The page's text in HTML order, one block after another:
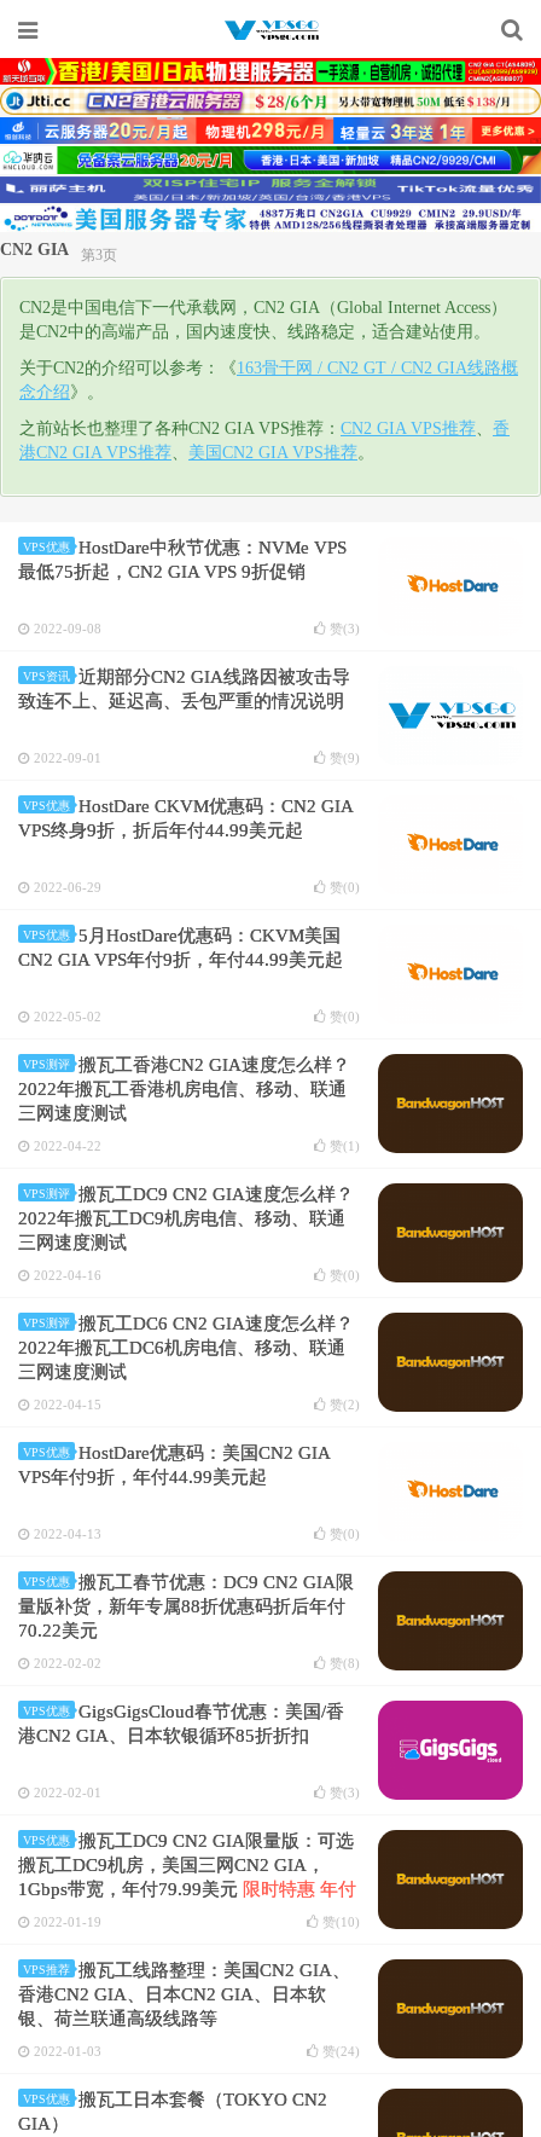
CN2 GIA 第3页
CN2是中国电信下一代承载网，CN2 GIA（Global Internet Access）
是CN2中的高端产品，国内速度快、线路稳定，适合建站使用。
关于CN2的介绍可以参考：《163骨干网 / CN2 GT / CN2 GIA线路概
念介绍》。
之前站长也整理了各种CN2 GIA VPS推荐： CN2 GIA VPS推荐、 香
港CN2 GIA VPS推荐、 美国CN2 GIA VPS推荐。
VPS优惠
HostDare中秋节优惠：NVMe VPS
最低75折起，CN2 GIA VPS 9折促销
2022-09-08 赞(3)
VPS资讯
近期部分CN2 GIA线路因被攻击导
致连不上、延迟高、丢包严重的情况说明
2022-09-01 赞(9)
VPS优惠
HostDare CKVM优惠码：CN2 GIA
VPS终身9折，折后年付44.99美元起
2022-06-29 赞(0)
VPS优惠
5月HostDare优惠码：CKVM美国
CN2 GIA VPS年付9折，年付44.99美元起
2022-05-02 赞(0)
VPS测评
搬瓦工香港CN2 GIA速度怎么样？
2022年搬瓦工香港机房电信、移动、联通
三网速度测试
2022-04-22 赞(1 )
VPS测评
搬瓦工DC9 CN2 GIA速度怎么样？
2022年搬瓦工DC9机房电信、移动、联通
三网速度测试
2022-04-16 赞(0)
VPS测评
搬瓦工DC6 CN2 GIA速度怎么样？
2022年搬瓦工DC6机房电信、移动、联通
三网速度测试
2022-04-15 赞(2)
VPS优惠
HostDare优惠码：美国CN2 GIA
VPS年付9折，年付44.99美元起
2022-04-13 赞(0)
VPS优惠
搬瓦工春节优惠：DC9 CN2 GIA限
量版补货，新年专属88折优惠码折后年付
70.22美元
2022-02-02 赞(8)
VPS优惠
GigsGigsCloud春节优惠：美国/香
港CN2 GIA、日本软银循环85折折扣
2022-02-01 赞(3)
VPS优惠
搬瓦工DC9 CN2 GIA限量版：可选
搬瓦工DC9机房，美国三网CN2 GIA，
1Gbps带宽，年付79.99美元 限时特惠 年付
70.22美元
2022-01-19 赞(10)
VPS推荐
搬瓦工线路整理：美国CN2 GIA、
香港CN2 GIA、日本CN2 GIA、日本软
银、荷兰联通高级线路等
2022-01-03 赞(24)
VPS优惠
搬瓦工日本套餐（TOKYO CN2
GIA）